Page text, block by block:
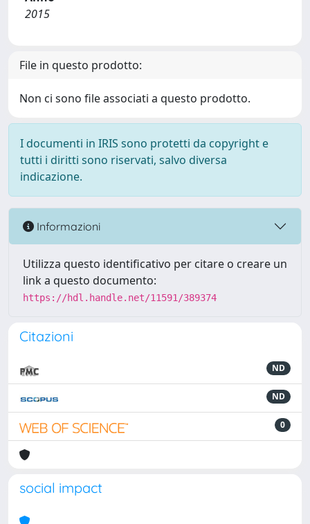
2015
File in questo prodotto:
Non ci sono file associati a questo prodotto.
I documenti in IRIS sono protetti da copyright e
tutti i diritti sono riservati, salvo diversa
indicazione.
Informazioni
Utilizza questo identificativo per citare o creare un
link a questo documento:
https://hdl.handle.net/11591/389374
Citazioni
ND
ND
0
social impact